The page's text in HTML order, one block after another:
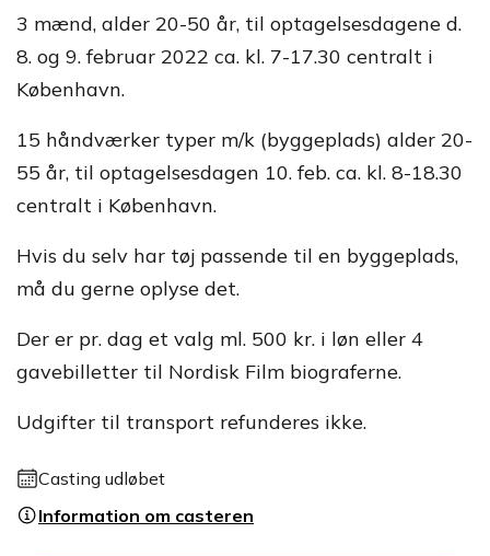
3 mænd, alder 20-50 år, til optagelsesdagene d.
8. og 9. februar 2022 ca. kl. 7-17.30 centralt i
København.
15 håndværker typer m/k (byggeplads) alder 20-
55 år, til optagelsesdagen 10. feb. ca. kl. 8-18.30
centralt i København.
Hvis du selv har tøj passende til en byggeplads,
må du gerne oplyse det.
Der er pr. dag et valg ml. 500 kr. i løn eller 4
gavebilletter til Nordisk Film biograferne.
Udgifter til transport refunderes ikke.
Casting udløbet
Information om casteren